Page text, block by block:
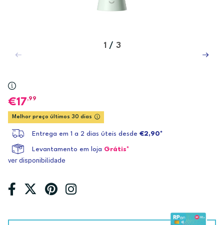
1 / 3
17,99
Melhor preço últimos 30 dias
Entrega em 1 a 2 dias úteis desde €2,90*
Levantamento em loja Grátis*
ver disponibilidade